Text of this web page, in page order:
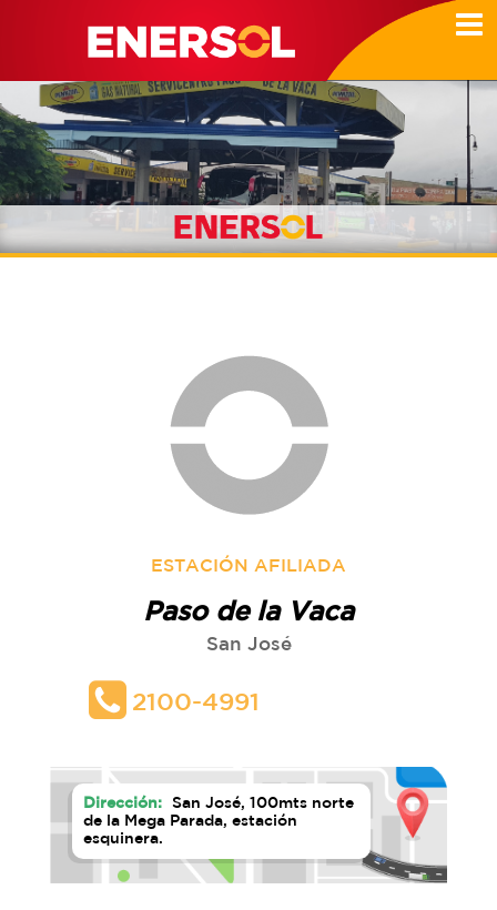
ESTACIÓN AFILIADA
Paso de la Vaca
San José
2100-4991
Dirección:
San José, 100mts norte
de la Mega Parada, estación
esquinera.